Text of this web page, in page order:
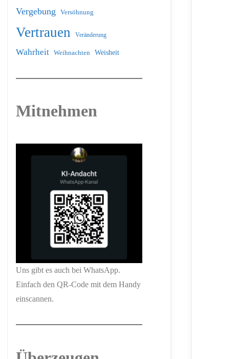
Vergebung Versöhnung
Vertrauen Veränderung
Wahrheit Weihnachten Weisheit
Mitnehmen
Uns gibt es auch bei WhatsApp.
Einfach den QR-Code mit dem Handy
einscannen.